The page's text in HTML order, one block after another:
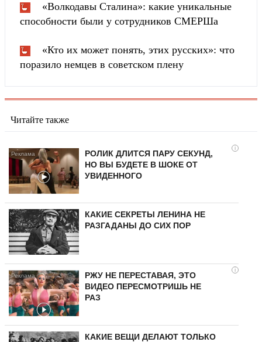
«Волкодавы Сталина»: какие уникальные
способности были у сотрудников СМЕРШа
«Кто их может понять, этих русских»: что
поразило немцев в советском плену
Читайте также
i
РОЛИК ДЛИТСЯ ПАРУ СЕКУНД,
НО ВЫ БУДЕТЕ В ШОКЕ ОТ
УВИДЕННОГО
КАКИЕ СЕКРЕТЫ ЛЕНИНА НЕ
РАЗГАДАНЫ ДО СИХ ПОР
i
РЖУ НЕ ПЕРЕСТАВАЯ, ЭТО
ВИДЕО ПЕРЕСМОТРИШЬ НЕ
РАЗ
КАКИЕ ВЕЩИ ДЕЛАЮТ ТОЛЬКО